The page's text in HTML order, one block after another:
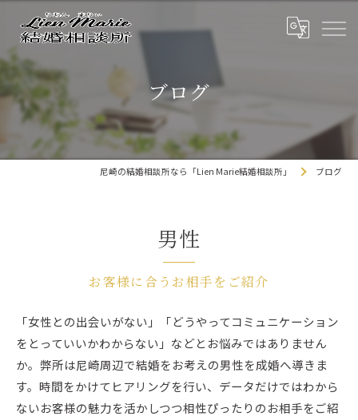
ブログ
尼崎の結婚相談所なら「Lien Marie結婚相談所」 ブログ
男性
お客様に合うお相手をご紹介
「女性との出会いがない」「どうやってコミュニケーション
をとっていいかわからない」などとお悩みではありません
か。弊所は尼崎周辺で結婚をお考えの男性を成婚へ導きま
す。時間をかけてヒアリングを行い、データだけではわから
ないお客様の魅力を活かしつつ相性ぴったりのお相手をご紹